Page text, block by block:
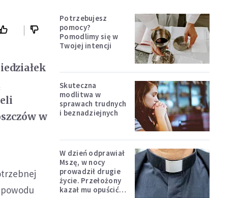
w
Potrzebujesz
pomocy?
Pomodlimy się w
Twojej intencji
Skuteczna
modlitwa w
sprawach trudnych
i beznadziejnych
W dzień odprawiał
Mszę, w nocy
prowadził drugie
życie. Przełożony
kazał mu opuścić